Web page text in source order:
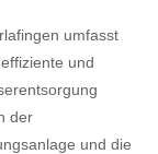
umfasst
und
der
und die